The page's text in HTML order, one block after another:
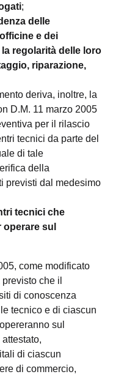
;
delle
e dei
regolarità delle loro
riparazione,
deriva, inoltre, la
D.M. 11 marzo 2005
per il rilascio
tecnici da parte del
di tale
della
previsti dal medesimo
tecnici che
sul
come modificato
che il
di conoscenza
tecnico e di ciascun
sul
di ciascun
di commercio,